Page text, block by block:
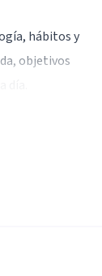
hábitos y
objetivos
Atiendo 100%